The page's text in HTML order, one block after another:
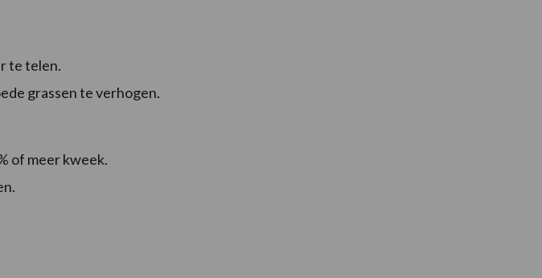
te telen.
grassen te verhogen.
of meer kweek.